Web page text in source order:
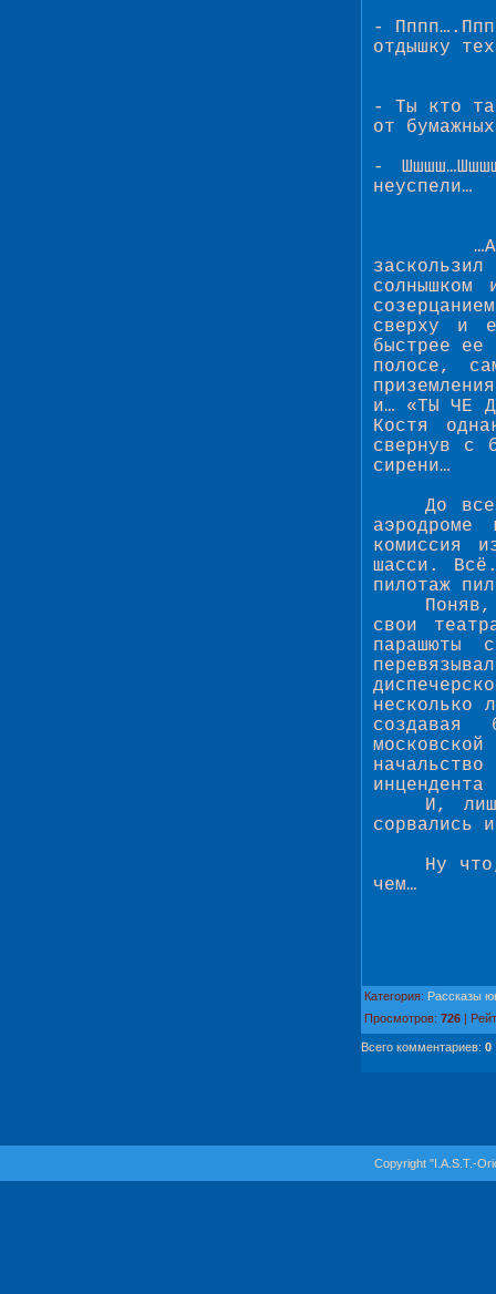
-
отдышку
- Ты кто
от
-
неуспели…
солнышком
сверху и
быстрее ее
полосе,
и… «ТЫ ЧЕ
Костя
свернув с
сирени…
До
комиссия
шасси.
пилотаж
свои
парашюты
несколько
создавая
И,
сорвались
Ну
чем…
Категория: Рассказы
Просмотров: 726
Всего комментариев: 0
Copyright "I.A.S.T.-